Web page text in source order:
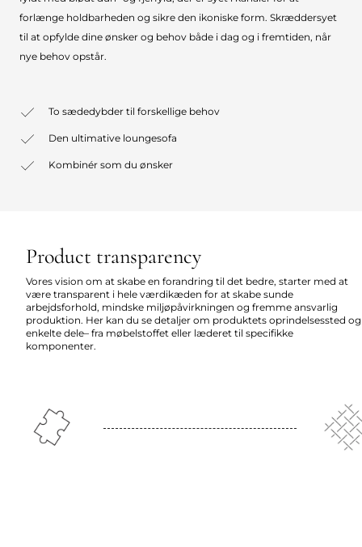
forlænge holdbarheden og sikre den ikoniske form. Skræddersyet
til at opfylde dine ønsker og behov både i dag og i fremtiden, når
nye behov opstår.
To sædedybder til forskellige behov
Den ultimative loungesofa
Kombinér som du ønsker
Product transparency
Vores vision om at skabe en forandring til det bedre, starter med at
være transparent i hele værdikæden for at skabe sunde
arbejdsforhold, mindske miljøpåvirkningen og fremme ansvarlig
produktion. Her kan du se detaljer om produktets oprindelsessted og
enkelte dele– fra møbelstoffet eller læderet til specifikke
komponenter.